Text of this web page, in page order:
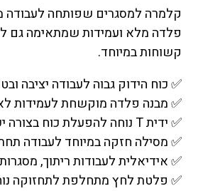
קלמרה למסגרים שפותחה לעבודה
פלדה מלא ועמידות שמתאימה גם
קשוחות במיוחד.
✅ כוח הידוק גבוה לעבודה יציבה
✅ מבנה פלדה מוקשחת לעמידות
✅ ידית T נוחה להפעלת כוח בצורה יעילה
✅ מסילה חזקה במיוחד לעבודה
✅ אידיאלית לעבודות ריתוך,
✅ פלטת לחץ מתחלפת לתחזוקה